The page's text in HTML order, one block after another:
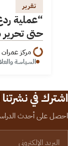
تقرير
“عملية
حتى
مركز عمران
السياسة
اشترك في نشرتنا
احصل على أحدث